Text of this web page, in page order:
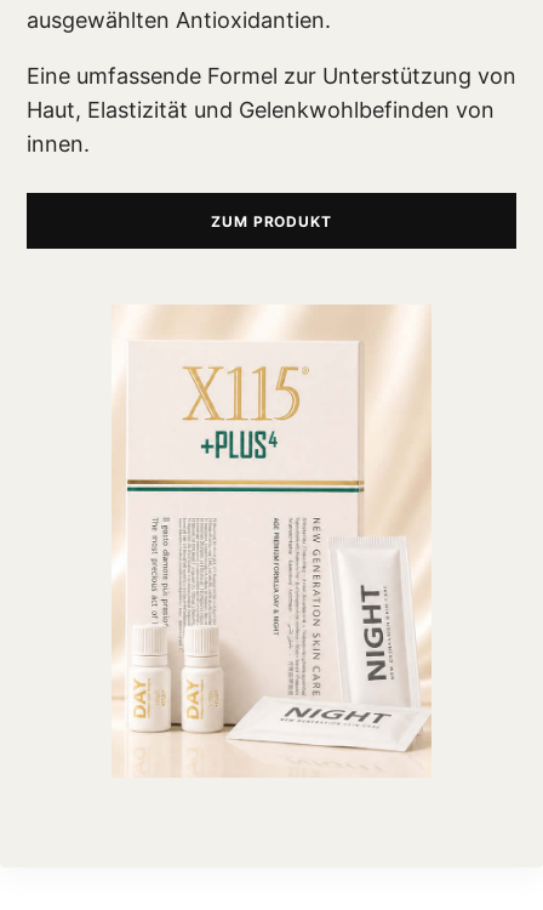
ausgewählten Antioxidantien.
Eine umfassende Formel zur Unterstützung von
Haut, Elastizität und Gelenkwohlbefinden von
innen.
ZUM PRODUKT